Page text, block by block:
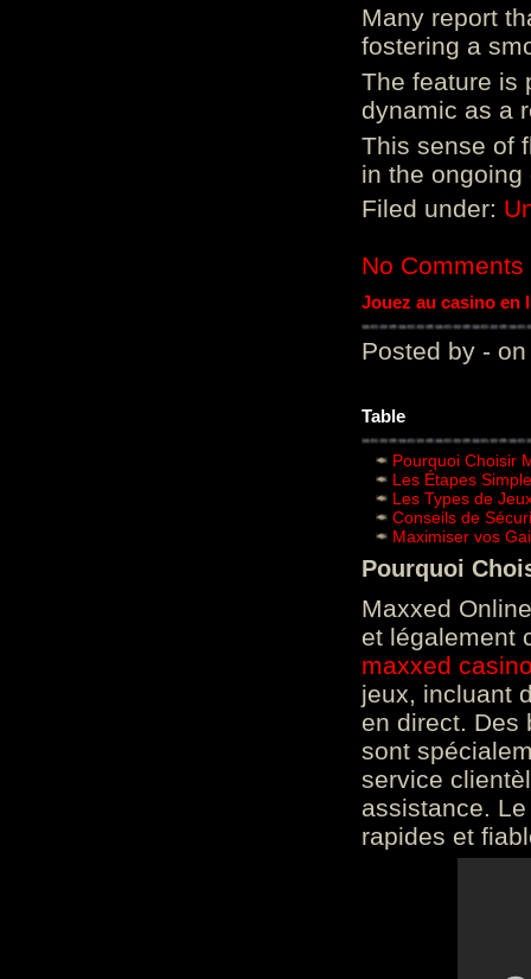
Many report
fostering a
The feature is
dynamic as a
This sense of
in the ongoing
Filed under:
No Comments
Jouez au casino en
Posted by - on
Table
Pourquoi Choisir
Les Étapes
Les Types de
Conseils de
Maximiser vos
Pourquoi
Maxxed
et légalement
maxxed
jeux, incluant
en direct. Des
sont
service
assistance.
rapides et